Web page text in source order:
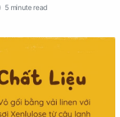
5 minute read